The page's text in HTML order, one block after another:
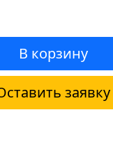
В корзину
заявку